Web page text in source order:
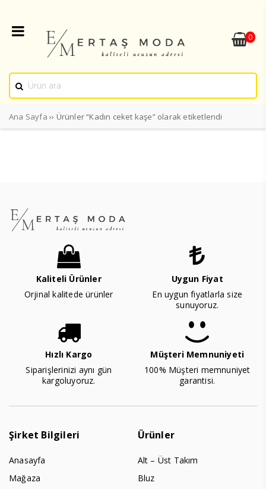
0
Ana Sayfa ›› Ürünler “Kadın ceket kaşe” olarak etiketlendi
Kaliteli Ürünler
Orjinal kalitede ürünler
Uygun Fiyat
En uygun fiyatlarla size
sunuyoruz.
Hızlı Kargo
Siparişlerinizi aynı gün
kargoluyoruz.
Müşteri Memnuniyeti
100% Müşteri memnuniyet
garantisi.
Şirket Bilgileri
Anasayfa
Mağaza
Ürünler
Alt – Üst Takım
Bluz